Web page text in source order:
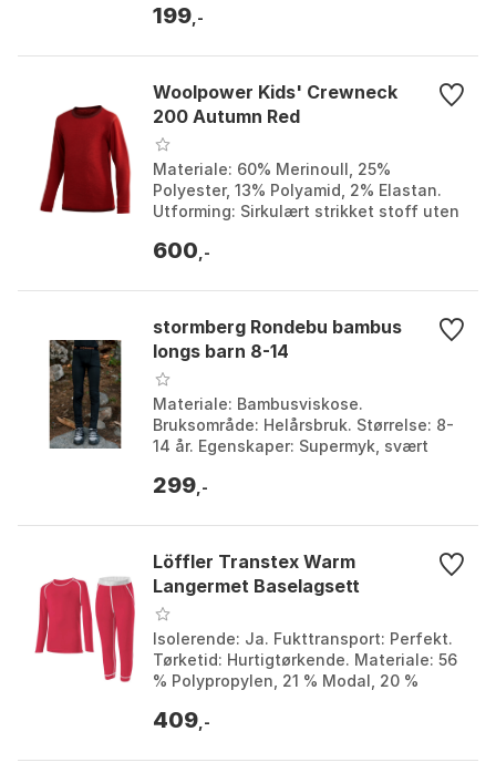
Farge 4, Farge ...
199 ,-
Woolpower Kids' Crewneck
200 Autumn Red
Materiale: 60% Merinoull, 25%
Polyester, 13% Polyamid, 2% Elastan.
Utforming: Sirkulært strikket stoff uten
Fukttransporterende og...
600 ,-
stormberg Rondebu bambus
longs barn 8-14
Materiale: Bambusviskose.
Bruksområde: Helårsbruk. Størrelse: 8-
14 år. Egenskaper: Supermyk, svært
1, Farge 2, Farge 3. S...
299 ,-
Löffler Transtex Warm
Langermet Baselagsett
Isolerende: Ja. Fukttransport: Perfekt.
Tørketid: Hurtigtørkende. Materiale: 56
% Polypropylen, 21 % Modal, 20 %
Black 2...
409 ,-